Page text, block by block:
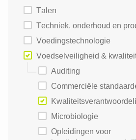
Talen
Techniek, onderhoud en
Voedingstechnologie
Voedselveiligheid &
Auditing
Commerciële
Microbiologie
Opleidingen voor